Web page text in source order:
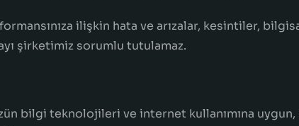
ilişkin hata ve arızalar, kesintiler,
şirketimiz sorumlu tutulamaz.
bilgi teknolojileri ve internet kullanımına